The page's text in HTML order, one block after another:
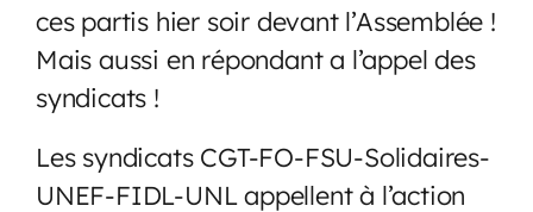
ces partis hier soir devant l’Assemblée !
Mais aussi en répondant a l’appel des
syndicats !
Les syndicats CGT-FO-FSU-Solidaires-
UNEF-FIDL-UNL appellent à l’action